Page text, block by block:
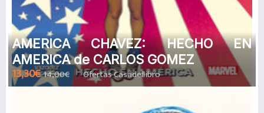
AMERICA CHAVEZ: HECHO EN
AMERICA de CARLOS GOMEZ
13,30€ 14,00€ Ofertas Casadellibro